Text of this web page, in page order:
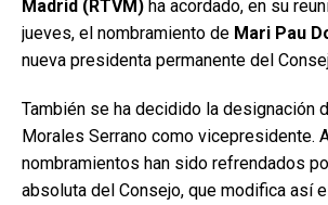
Madrid (RTVM) ha acordado, en su
jueves, el nombramiento de Mari Pau
nueva presidenta permanente del
También se ha decidido la designación
Morales Serrano como vicepresidente.
nombramientos han sido refrendados
absoluta del Consejo, que modifica así